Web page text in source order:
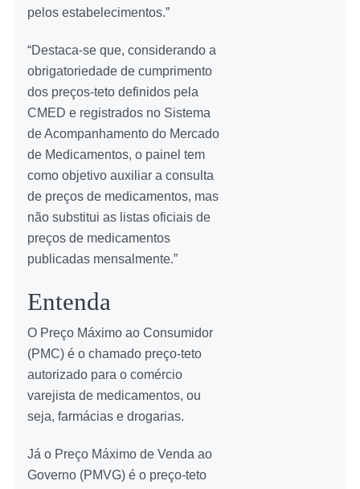
pelos estabelecimentos.”
“Destaca-se que, considerando a
obrigatoriedade de cumprimento
dos preços-teto definidos pela
CMED e registrados no Sistema
de Acompanhamento do Mercado
de Medicamentos, o painel tem
como objetivo auxiliar a consulta
de preços de medicamentos, mas
não substitui as listas oficiais de
preços de medicamentos
publicadas mensalmente.”
Entenda
O Preço Máximo ao Consumidor
(PMC) é o chamado preço-teto
autorizado para o comércio
varejista de medicamentos, ou
seja, farmácias e drogarias.
Já o Preço Máximo de Venda ao
Governo (PMVG) é o preço-teto